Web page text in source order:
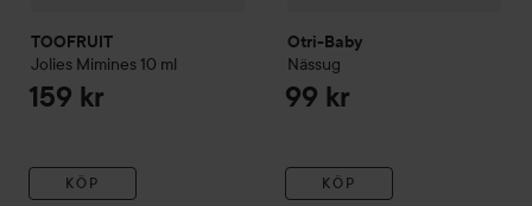
TOOFRUIT
Jolies Mimines 10 ml
159 kr
KÖP
Otri-Baby
Nässug
99 kr
KÖP